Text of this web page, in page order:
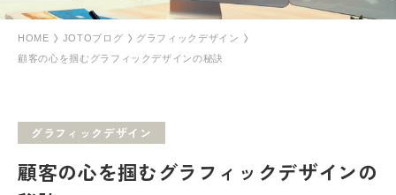
HOME JOTOブログ
グラフィックデザイン
顧客の心を掴むグラフィックデザインの秘訣
グラフィックデザイン
顧客の心を掴むグラフィックデザインの